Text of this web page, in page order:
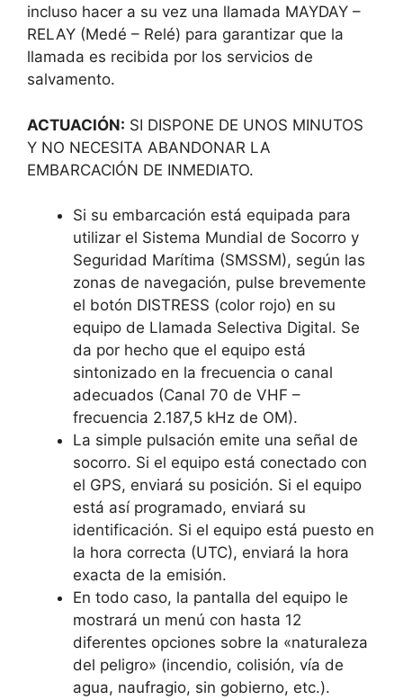
incluso hacer a su vez una llamada MAYDAY –
RELAY (Medé – Relé) para garantizar que la
llamada es recibida por los servicios de
salvamento.
ACTUACIÓN: SI DISPONE DE UNOS MINUTOS
Y NO NECESITA ABANDONAR LA
EMBARCACIÓN DE INMEDIATO.
Si su embarcación está equipada para
utilizar el Sistema Mundial de Socorro y
Seguridad Marítima (SMSSM), según las
zonas de navegación, pulse brevemente
el botón DISTRESS (color rojo) en su
equipo de Llamada Selectiva Digital. Se
da por hecho que el equipo está
sintonizado en la frecuencia o canal
adecuados (Canal 70 de VHF –
frecuencia 2.187,5 kHz de OM).
La simple pulsación emite una señal de
socorro. Si el equipo está conectado con
el GPS, enviará su posición. Si el equipo
está así programado, enviará su
identificación. Si el equipo está puesto en
la hora correcta (UTC), enviará la hora
exacta de la emisión.
En todo caso, la pantalla del equipo le
mostrará un menú con hasta 12
diferentes opciones sobre la «naturaleza
del peligro» (incendio, colisión, vía de
agua, naufragio, sin gobierno, etc.).